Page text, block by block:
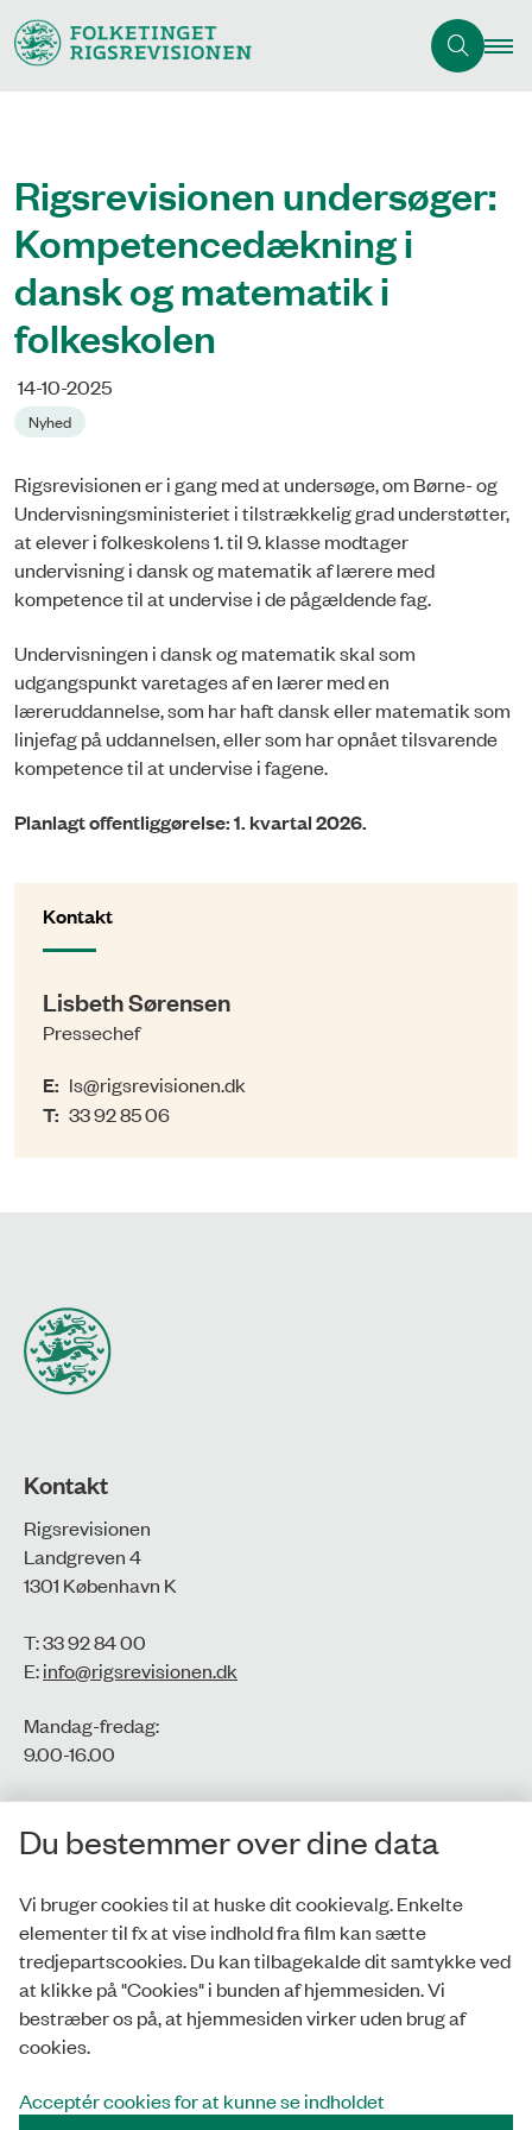
Rigsrevisionen undersøger:
Kompetencedækning i
dansk og matematik i
folkeskolen
14-10-2025
Nyhed
Rigsrevisionen er i gang med at undersøge, om Børne- og
Undervisningsministeriet i tilstrækkelig grad understøtter,
at elever i folkeskolens 1. til 9. klasse modtager
undervisning i dansk og matematik af lærere med
kompetence til at undervise i de pågældende fag.
Undervisningen i dansk og matematik skal som
udgangspunkt varetages af en lærer med en
læreruddannelse, som har haft dansk eller matematik som
linjefag på uddannelsen, eller som har opnået tilsvarende
kompetence til at undervise i fagene.
Planlagt offentliggørelse: 1. kvartal 2026.
Kontakt
Lisbeth Sørensen
Pressechef
E: ls@rigsrevisionen.dk
T: 33 92 85 06
Kontakt
Rigsrevisionen
Landgreven 4
1301 København K
T: 33 92 84 00
E:info@rigsrevisionen.dk
Mandag-fredag:
9.00-16.00​
CVR-nr.: 77806113
EAN-nr.: 5798000016002
Privatlivspolitik
Whistleblowerordning
Tilgængelighedserklæring
Du bestemmer over dine data
Vi bruger cookies til at huske dit cookievalg. Enkelte
elementer til fx at vise indhold fra film kan sætte
tredjepartscookies. Du kan tilbagekalde dit samtykke ved
at klikke på "Cookies" i bunden af hjemmesiden. Vi
bestræber os på, at hjemmesiden virker uden brug af
cookies.
Acceptér cookies for at kunne se indholdet